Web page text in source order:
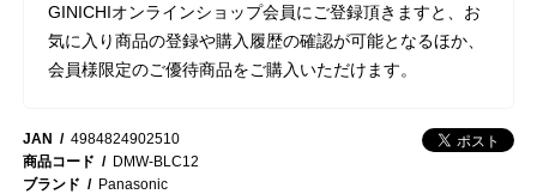
GINICHIオンラインショップ会員にご登録頂きますと、お
気に入り商品の登録や購入履歴の確認が可能となるほか、
会員様限定のご優待商品をご購入いただけます。
JAN
4984824902510
商品コード
DMW-BLC12
ブランド
Panasonic